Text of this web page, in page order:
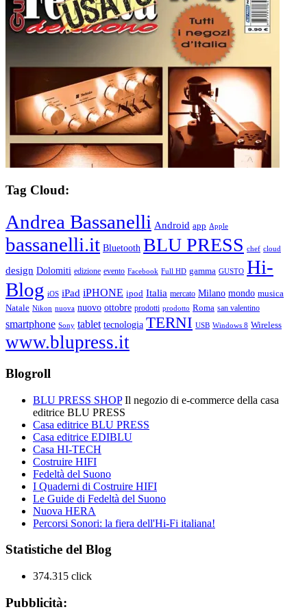
Tag Cloud:
Andrea Bassanelli Android app Apple
bassanelli.it Bluetooth BLU PRESS chef cloud
design Dolomiti edizione evento Facebook Full HD gamma GUSTO Hi-
Blog iOS iPad iPHONE ipod Italia mercato Milano mondo musica
Natale Nikon nuova nuovo ottobre prodotti prodotto Roma san valentino
smartphone Sony tablet tecnologia TERNI USB Windows 8 Wireless
www.blupress.it
Blogroll
BLU PRESS SHOPIl negozio di e-commerce della casa
editrice BLU PRESS
Casa editrice BLU PRESS
Casa editrice EDIBLU
Casa HI-TECH
Costruire HIFI
Fedeltà del Suono
I Quaderni di Costruire HIFI
Le Guide di Fedeltà del Suono
Nuova HERA
Percorsi Sonori: la fiera dell'Hi-Fi italiana!
Statistiche del Blog
374.315 click
Pubblicità: